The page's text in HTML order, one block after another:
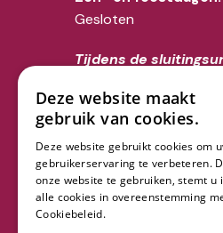
Gesloten
Tijdens de
voor overlijdens
telefonisch
nummer 02/356.52.70
Volg ons
Deze website maakt
gebruik van cookies.
Deze website gebruikt cookies om
gebruikerservaring te verbeteren.
onze website te gebruiken, stemt u
alle cookies in overeenstemming
Cookiebeleid.